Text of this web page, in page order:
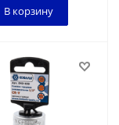
В корзину